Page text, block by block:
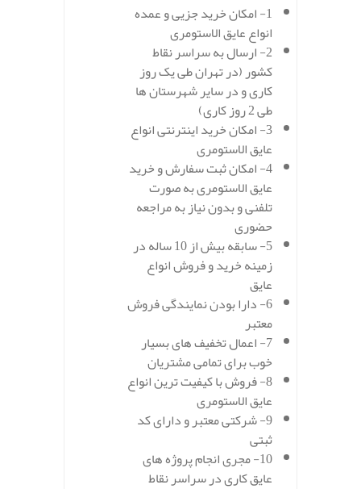
1- امکان خرید جزیی و عمده
انواع عایق الاستومری
2- ارسال به سراسر نقاط
کشور (در تهران طی یک روز
کاری و در سایر شهرستان ها
طی 2 روز کاری)
3- امکان خرید اینترنتی انواع
عایق الاستومری
4- امکان ثبت سفارش و خرید
عایق الاستومری به صورت
تلفنی و بدون نیاز به مراجعه
حضوری
5- سابقه بیش از 10 ساله در
زمینه خرید و فروش انواع
عایق
6- دارا بودن نمایندگی فروش
معتبر
7- اعمال تخفیف های بسیار
خوب برای تمامی مشتریان
8- فروش با کیفیت ترین انواع
عایق الاستومری
9- شرکتی معتبر و دارای کد
ثبتی
10- مجری انجام پروژه های
عایق کاری در سراسر نقاط